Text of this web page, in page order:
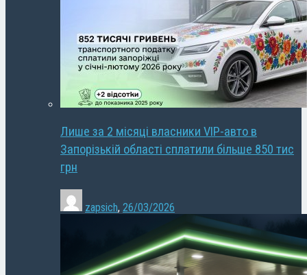
Лише за 2 місяці власники VIP-авто в
Запорізькій області сплатили більше 850 тис
грн
zapsich, 26/03/2026